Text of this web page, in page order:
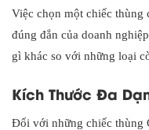
Việc chọn một chiếc thùng
đúng đắn của doanh
gì khác so với những loại
Kích Thước Đa
Đối với những chiếc thùng